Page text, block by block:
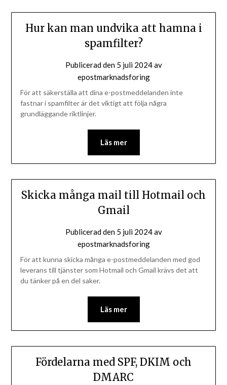
Hur kan man undvika att hamna i
spamfilter?
Publicerad den 5 juli 2024av
epostmarknadsforing
För att säkerställa att dina e-postmeddelanden inte
fastnar i spamfilter är det viktigt att följa några
grundläggande riktlinjer.
Läs mer
Skicka många mail till Hotmail och
Gmail
Publicerad den 5 juli 2024av
epostmarknadsforing
För att kunna skicka många e-postmeddelanden med god
leverans till tjänster som Hotmail och Gmail krävs det att
du tänker på en del saker.
Läs mer
Fördelarna med SPF, DKIM och
DMARC